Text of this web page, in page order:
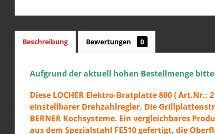
Beschreibung Bewertungen 0
Aufgrund der aktuell hohen Bestellmenge
Diese LOCHER Elektro-Bratplatte 800 (
einstellbarer Drehzahlregler. Die
BERNER Kochsysteme. Ein vergleichbares
aus dem Spezialstahl FE510 gefertigt, die